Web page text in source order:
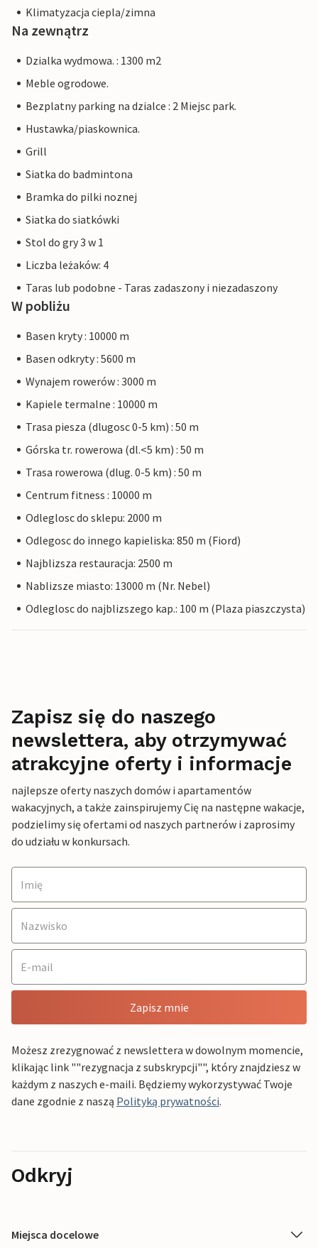
Klimatyzacja ciepla/zimna
Na zewnątrz
Dzialka wydmowa. : 1300 m2
Meble ogrodowe.
Bezplatny parking na dzialce : 2 Miejsc park.
Hustawka/piaskownica.
Grill
Siatka do badmintona
Bramka do pilki noznej
Siatka do siatkówki
Stol do gry 3 w 1
Liczba leżaków: 4
Taras lub podobne - Taras zadaszony i niezadaszony
W pobliżu
Basen kryty : 10000 m
Basen odkryty : 5600 m
Wynajem rowerów : 3000 m
Kapiele termalne : 10000 m
Trasa piesza (dlugosc 0-5 km) : 50 m
Górska tr. rowerowa (dl.<5 km) : 50 m
Trasa rowerowa (dlug. 0-5 km) : 50 m
Centrum fitness : 10000 m
Odleglosc do sklepu: 2000 m
Odlegosc do innego kapieliska: 850 m (Fiord)
Najblizsza restauracja: 2500 m
Nablizsze miasto: 13000 m (Nr. Nebel)
Odleglosc do najblizszego kap.: 100 m (Plaza piaszczysta)
Zapisz się do naszego
newslettera, aby otrzymywać
atrakcyjne oferty i informacje
najlepsze oferty naszych domów i apartamentów
wakacyjnych, a także zainspirujemy Cię na następne wakacje,
podzielimy się ofertami od naszych partnerów i zaprosimy
do udziału w konkursach.
Zapisz mnie
Możesz zrezygnować z newslettera w dowolnym momencie,
klikając link ""rezygnacja z subskrypcji"", który znajdziesz w
każdym z naszych e-maili. Będziemy wykorzystywać Twoje
dane zgodnie z naszą Polityką prywatności.
Odkryj
Miejsca docelowe